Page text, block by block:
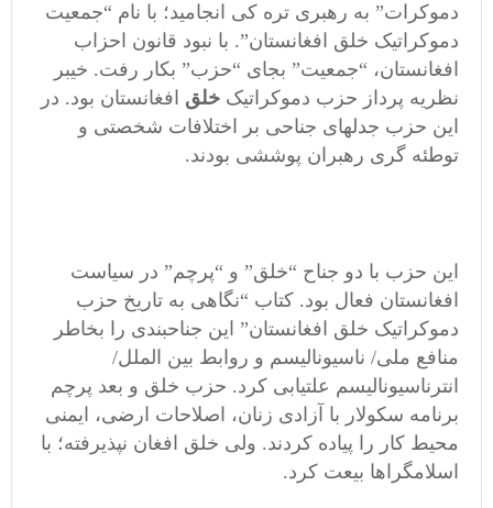
دموکرات” به رهبری تره کی انجامید؛ با نام “جمعیت
دموکراتیک خلق افغانستان”. با نبود قانون احزاب
افغانستان، “جمعیت” بجای “حزب” بکار رفت. خیبر
نظریه پرداز حزب دموکراتیک خلق افغانستان بود. در
این حزب جدلهای جناحی بر اختلافات شخصتی و
توطئه گری رهبران پوششی بودند.
این حزب با دو جناح “خلق” و “پرچم” در سیاست
افغانستان فعال بود. کتاب “نگاهی به تاریخ حزب
دموکراتیک خلق افغانستان” این جناحبندی را بخاطر
منافع ملی/ ناسیونالیسم و روابط بین الملل/
انترناسیونالیسم علتیابی کرد. حزب خلق و بعد پرچم
برنامه سکولار با آزادی زنان، اصلاحات ارضی، ایمنی
محیط کار را پیاده کردند. ولی خلق افغان نپذیرفته؛ با
اسلامگراها بیعت کرد.